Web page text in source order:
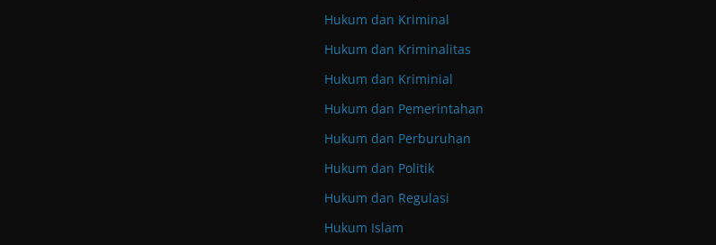
Hukum dan Kriminal
Hukum dan Kriminalitas
Hukum dan Kriminial
Hukum dan Pemerintahan
Hukum dan Perburuhan
Hukum dan Politik
Hukum dan Regulasi
Hukum Islam